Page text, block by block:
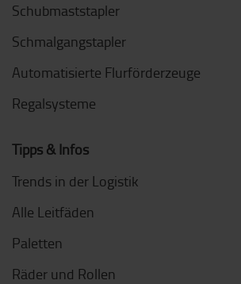
Schubmaststapler
Schmalgangstapler
Automatisierte Flurförderzeuge
Regalsysteme
Tipps & Infos
Trends in der Logistik
Alle Leitfäden
Paletten
Räder und Rollen